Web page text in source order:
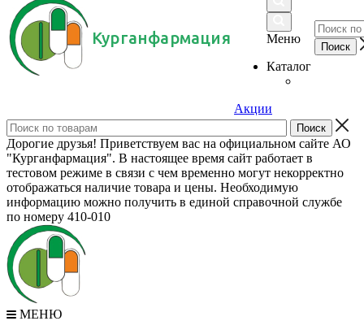
Курганфармация
Меню
Каталог
Акции
Дорогие друзья! Приветствуем вас на официальном сайте АО
"Курганфармация". В настоящее время сайт работает в
тестовом режиме в связи с чем временно могут некорректно
отображаться наличие товара и цены. Необходимую
информацию можно получить в единой справочной службе
по номеру 410-010
МЕНЮ